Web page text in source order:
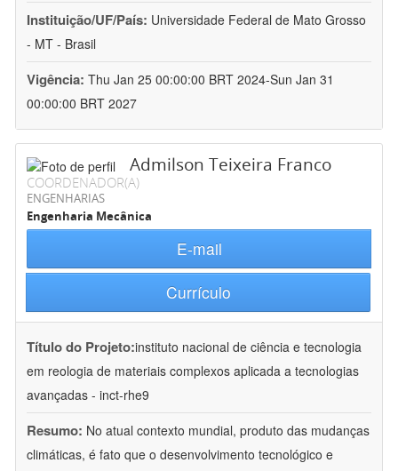
Instituição/UF/País: Universidade Federal de Mato Grosso
- MT - Brasil
Vigência: Thu Jan 25 00:00:00 BRT 2024-Sun Jan 31
00:00:00 BRT 2027
Admilson Teixeira Franco
COORDENADOR(A)
ENGENHARIAS
Engenharia Mecânica
E-mail
Currículo
Título do Projeto:instituto nacional de ciência e tecnologia
em reologia de materiais complexos aplicada a tecnologias
avançadas - inct-rhe9
Resumo: No atual contexto mundial, produto das mudanças
climáticas, é fato que o desenvolvimento tecnológico e